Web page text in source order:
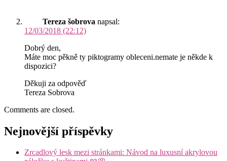
Tereza šobrova napsal:
12/03/2018 (22:12)
Dobrý den,
Máte moc pěkně ty piktogramy obleceni.nemate je někde k
dispozici?
Děkuji za odpověď
Tereza Sobrova
Comments are closed.
Nejnovější příspěvky
Zrcadlový lesk mezi stránkami: Návod na luxusní akrylovou